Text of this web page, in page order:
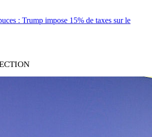
: Trump impose 15% de taxes sur le